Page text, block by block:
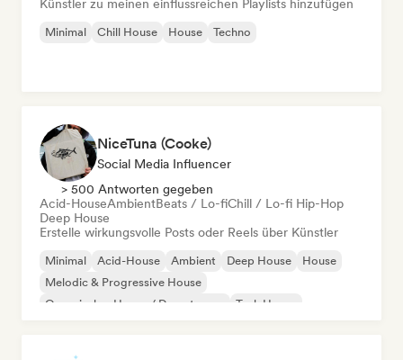
Künstler zu meinen einflussreichen Playlists hinzufügen
Minimal Chill House House Techno
NiceTuna (Cooke)
Social Media Influencer
> 500 Antworten gegeben
Acid-HouseAmbientBeats / Lo-fiChill / Lo-fi Hip-Hop
Deep House
Erstelle wirkungsvolle Posts oder Reels über Künstler
Minimal Acid-House Ambient Deep House
House
Melodic & Progressive House
Organischer House / Downtempo
Tech House